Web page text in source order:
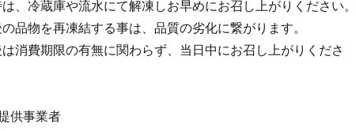
、冷蔵庫や流水にて解凍しお早めにお召し上がりください。
品物を再凍結する事は、品質の劣化に繋がります。
消費期限の有無に関わらず、当日中にお召し上がりくださ
供事業者